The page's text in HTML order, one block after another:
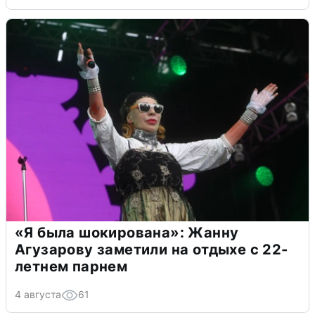
«Я была шокирована»: Жанну
Агузарову заметили на отдыхе с 22-
летнем парнем
4 августа 61